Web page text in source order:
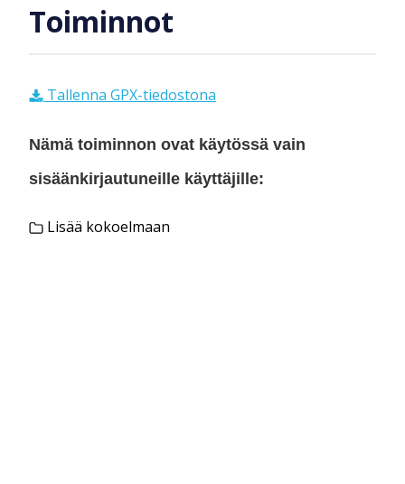
Toiminnot
Tallenna GPX-tiedostona
Nämä toiminnon ovat käytössä vain
sisäänkirjautuneille käyttäjille:
Lisää kokoelmaan